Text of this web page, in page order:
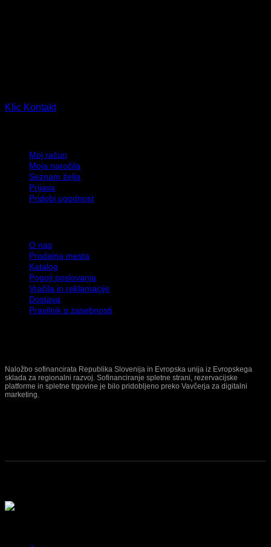
Klic Kontakt
Moj račun
Moja naročila
Seznam želja
Prijava
Pridobi ugodnost
O nas
Prodajna mesta
Katalog
Pogoji poslovanja
Vračila in reklamacije
Dostava
Pravilnik o zasebnosti
Naložbo sofinancirata Republika Slovenija in Evropska unija iz Evropskega
sklada za regionalni razvoj. Sofinanciranje spletne strani, rezervacijske
platforme in spletne trgovine je bilo pridobljeno preko Vavčerja za digitalni
marketing.